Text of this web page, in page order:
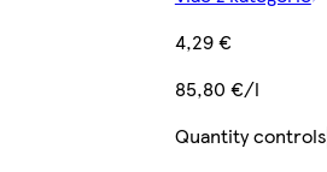
4,29 €
85,80 €/l
Quantity controls